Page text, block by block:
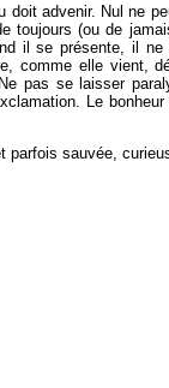
doit advenir. Nul ne
toujours (ou de
il se présente, il
comme elle vient,
pas se laisser
Le
parfois sauvée,